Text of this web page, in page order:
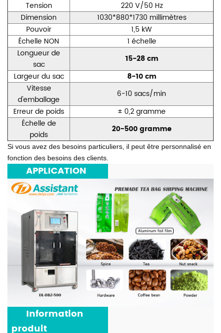
Tension
220 V/50 Hz
Dimension
1030*880*1730 millimètres
Pouvoir
1,5 kW
Échelle NON
1 échelle
Longueur de
sac
15-28 cm
Largeur du sac
8-10 cm
Vitesse
d'emballage
6-10 sacs/min
Erreur de poids
± 0,2 gramme
Échelle de
poids
20-500 gramme
Si vous avez des besoins particuliers, il peut être personnalisé en
fonction des besoins des clients.
APPLICATION
Information
produit